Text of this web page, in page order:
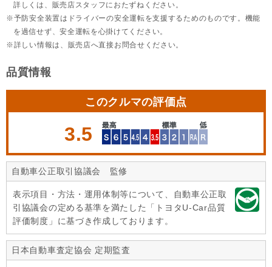
詳しくは、販売店スタッフにおたずねください。
予防安全装置はドライバーの安全運転を支援するためのものです。機能
を過信せず、安全運転を心掛けてください。
詳しい情報は、販売店へ直接お問合せください。
品質情報
このクルマの評価点
3.5
自動車公正取引協議会 監修
表示項目・方法・運用体制等について、自動車公正取
引協議会の定める基準を満たした「トヨタU-Car品質
評価制度」に基づき作成しております。
日本自動車査定協会 定期監査